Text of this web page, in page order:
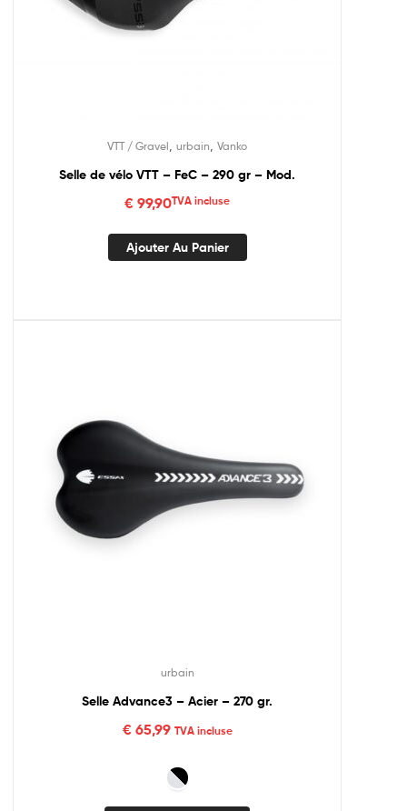
VTT / Gravel urbain Vanko
Selle de vélo VTT – FeC – 290 gr – Mod.
€ 99,90TVA incluse
Ajouter Au Panier
urbain
Selle Advance3 – Acier – 270 gr.
€65,99 TVA incluse